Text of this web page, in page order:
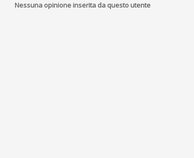
Nessuna opinione inserita da questo utente